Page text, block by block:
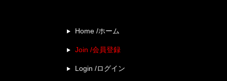
Home /ホーム
Join /会員登録
Login /ログイン